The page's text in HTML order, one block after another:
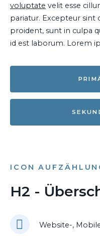
voluptate velit esse
pariatur. Excepteur sint
proident, sunt in culpa
id est laborum. Lorem
ICON
H2 -
Website-,